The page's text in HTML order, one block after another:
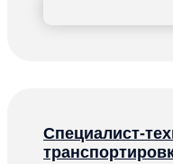
Специалист-